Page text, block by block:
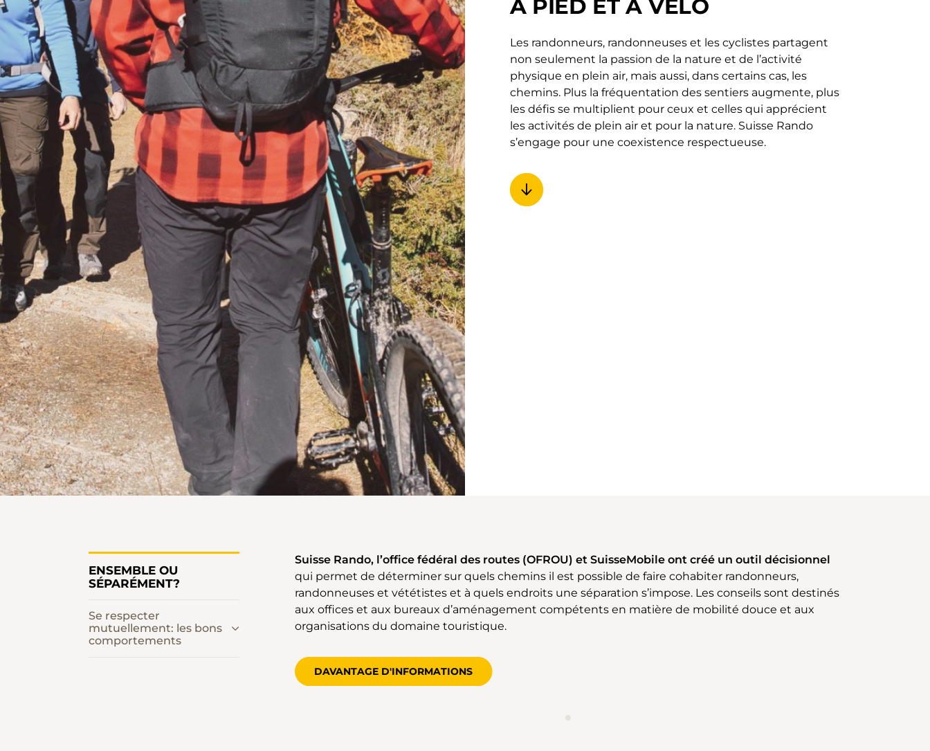
À PIED ET À VÉLO
Les randonneurs, randonneuses et les cyclistes partagent
non seulement la passion de la nature et de l’activité
physique en plein air, mais aussi, dans certains cas, les
chemins. Plus la fréquentation des sentiers augmente, plus
les défis se multiplient pour ceux et celles qui apprécient
les activités de plein air et pour la nature. Suisse Rando
s’engage pour une coexistence respectueuse.
ENSEMBLE OU
SÉPARÉMENT?
Se respecter
mutuellement: les bons
comportements
Suisse Rando, l’office fédéral des routes (OFROU) et SuisseMobile ont créé un outil décisionnel
qui permet de déterminer sur quels chemins il est possible de faire cohabiter randonneurs,
randonneuses et vététistes et à quels endroits une séparation s’impose. Les conseils sont destinés
aux offices et aux bureaux d’aménagement compétents en matière de mobilité douce et aux
organisations du domaine touristique.
DAVANTAGE D'INFORMATIONS